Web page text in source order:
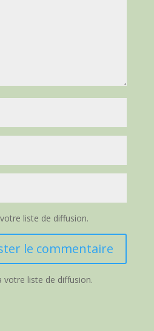
liste de diffusion.
votre liste de diffusion.